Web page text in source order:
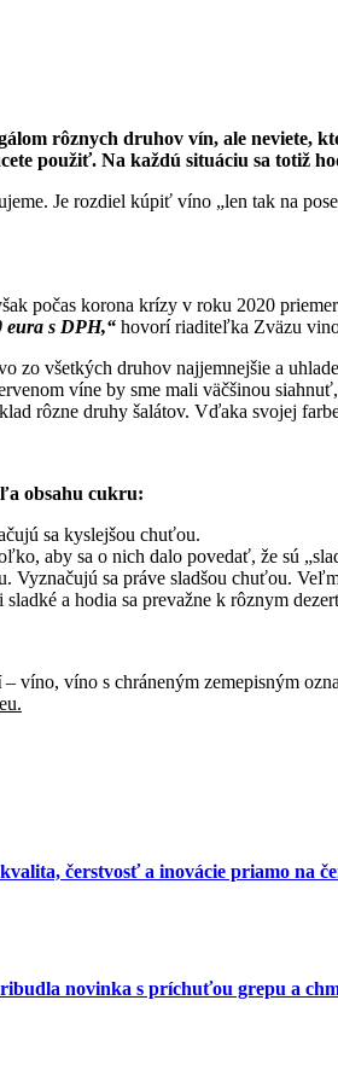
rôznych druhov vín, ale
použiť. Na každú situáciu sa totiž
Je rozdiel kúpiť víno „len tak na
počas korona krízy v roku 2020
eura s DPH,“ hovorí riaditeľka Zväzu
zo všetkých druhov najjemnejšie a
víne by sme mali väčšinou
rôzne druhy šalátov. Vďaka svojej
obsahu cukru:
sa kyslejšou chuťou.
aby sa o nich dalo povedať, že sú
Vyznačujú sa práve sladšou chuťou.
a hodia sa prevažne k rôznym
– víno, víno s chráneným zemepisným
čerstvosť a inovácie priamo na
novinka s príchuťou grepu a